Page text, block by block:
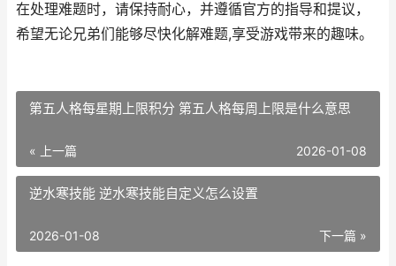
在处理难题时，请保持耐心，并遵循官方的指导和提议，
希望无论兄弟们能够尽快化解难题,享受游戏带来的趣味。
第五人格每星期上限积分 第五人格每周上限是什么意思
« 上一篇 2026-01-08
逆水寒技能 逆水寒技能自定义怎么设置
下一篇 »
2026-01-08